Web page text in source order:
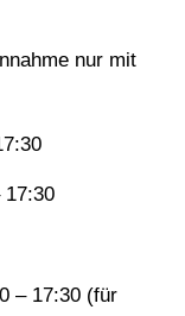
nur mit
– 17:30 (für